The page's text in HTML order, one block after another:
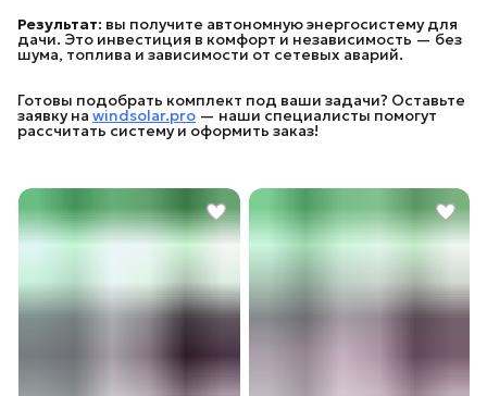
Результат: вы получите автономную энергосистему для
дачи. Это инвестиция в комфорт и независимость — без
шума, топлива и зависимости от сетевых аварий.
Готовы подобрать комплект под ваши задачи? Оставьте
заявку на windsolar.pro — наши специалисты помогут
рассчитать систему и оформить заказ!